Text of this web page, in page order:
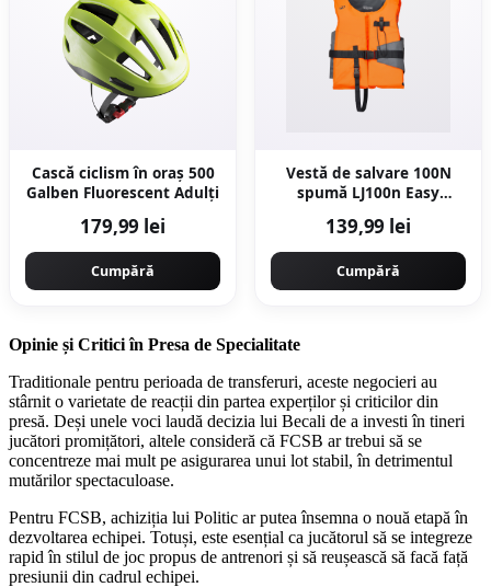
Cască ciclism în oraș 500
Galben Fluorescent Adulți
179,99 lei
Cumpără
Vestă de salvare 100N
spumă LJ100n Easy
139,99 lei
Cumpără
Opinie și Critici în Presa de Specialitate
Traditionale pentru perioada de transferuri, aceste negocieri au
stârnit o varietate de reacții din partea experților și criticilor din
presă. Deși unele voci laudă decizia lui Becali de a investi în tineri
jucători promițători, altele consideră că FCSB ar trebui să se
concentreze mai mult pe asigurarea unui lot stabil, în detrimentul
mutărilor spectaculoase.
Pentru FCSB, achiziția lui Politic ar putea însemna o nouă etapă în
dezvoltarea echipei. Totuși, este esențial ca jucătorul să se integreze
rapid în stilul de joc propus de antrenori și să reușească să facă față
presiunii din cadrul echipei.